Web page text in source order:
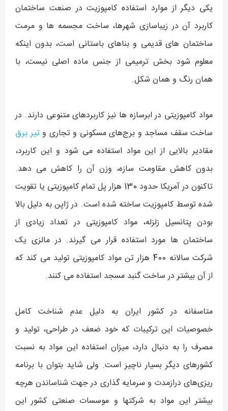
یکی دیگر از موارد استفاده کامپوزیت در صنعت ساختمان
کاربرد آن در زیباسازی شهرها، ساخت مجسمه ها و مرمت
ساختمان های قدیمی و بناهای باستانی است، بدون اینکه
معلوم شود بخش ترمیمی از جنس ماده اصلی نیست، با
همان رنگ و همان شکل.
مواد کامپوزیتی در ابرسازه ها نیز کاربردهای متنوعی دارند. در
ساخت سقف مساجد و برج‌های مسکونی و تجاری وتیر برق
مقادیر بالایی از این مواد استفاده می شود و این کاربرد،
بدون کاهش مقاومت سازه، وزن آن را کاهش می دهد.
تاکنون در آمریکا حدود 130 هزار پل تمام کامپوزیتی یا تقویت
شده توسط کامپوزیت ساخته شده است. در ژاپن به دلیل بالا
بودن پتانسیل زلزله، مواد کامپوزیتی در تعداد زیادی از
ساختمان ها مورد استفاده قرار می گیرند. در مالزی یک
شرکت سالانه 400 هزار تن مواد کامپوزیتی تولید می کند که
از آن بیشتر در ساخت گنبد مسجد استفاده می کنند.
متاسفانه در کشور ایران به دلیل عدم شناخت کامل
خصوصیات این ترکیبات که خود ضعف در طراحی، تولید و
مصرف را به دنبال دارد، میزان استفاده این مواد به نسبت
کشورهای دیگر بسیار ناچیز است. ولی شاید بتوان با برنامه
ریزی‌های درازمدت و سرمایه گذاری در جهت شناساندن هرچه
بیشتر این مواد به شرکتها و موسسات صنعتی کشور این